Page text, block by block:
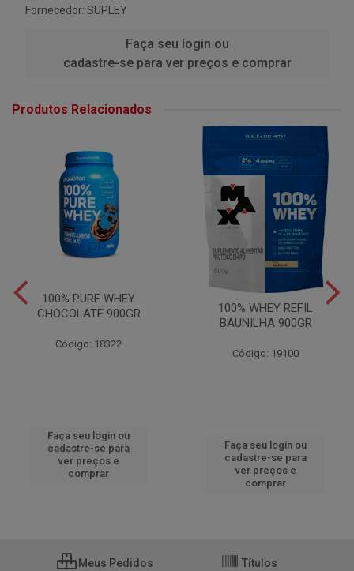
Fornecedor: SUPLEY
Faça seu login ou
cadastre-se para ver preços e comprar
Produtos Relacionados
100% PURE WHEY
CHOCOLATE 900GR
Código: 18322
Faça seu login ou
cadastre-se para
ver preços e
comprar
100% WHEY REFIL
BAUNILHA 900GR
Código: 19100
Faça seu login ou
cadastre-se para
ver preços e
comprar
Meus Pedidos Títulos